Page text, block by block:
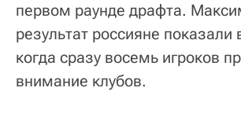
первом раунде драфта.
результат россияне показали
когда сразу восемь игроков
внимание клубов.